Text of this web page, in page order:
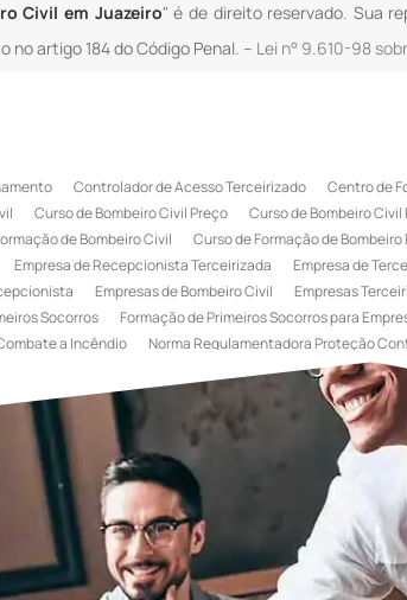
Civil em Juazeiro" é de direito reservado. Sua
artigo 184 do Código Penal. – Lei n° 9.610-98
Controlador de Acesso Terceirizado
Centro de
Curso de Bombeiro Civil Preço Curso de Bombeiro
de Bombeiro Civil Curso de Formação de
Empresa de Recepcionista Terceirizada
Empresa de
Empresas de Bombeiro Civil Empresas
Socorros Formação de Primeiros Socorros para
a Incêndio Norma Regulamentadora Proteção
Serviço de Portaria Remota
de Bombeiro Civil Terceirização de Bombeiro
de Serviços de Recepcionistas Treinamento de
Treinamento de Brigada de Incêndio Valor
Treinamento de Prevenção e Combate a Incêndio
para Empresas